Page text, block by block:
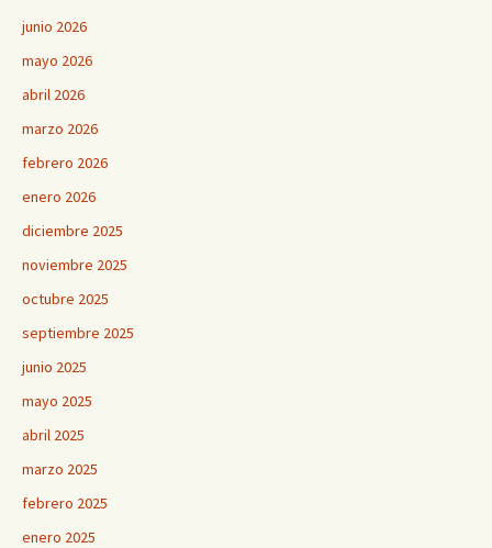
junio 2026
mayo 2026
abril 2026
marzo 2026
febrero 2026
enero 2026
diciembre 2025
noviembre 2025
octubre 2025
septiembre 2025
junio 2025
mayo 2025
abril 2025
marzo 2025
febrero 2025
enero 2025